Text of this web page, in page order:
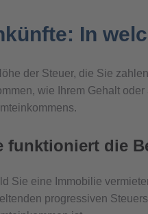
In
der Steuer, die Sie
wie Ihrem Gehalt
funktioniert die
Sie eine Immobilie
progressiven